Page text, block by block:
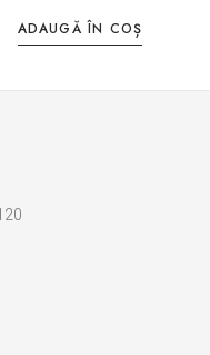
ADAUGĂ ÎN COȘ